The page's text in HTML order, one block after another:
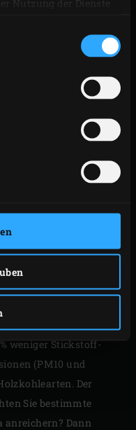
Nutzung der Dienste
Holzkohle, die aus
und
einzigartigen
weniger Stickstoff-
(PM10 und
Der
Sie bestimmte
Dann